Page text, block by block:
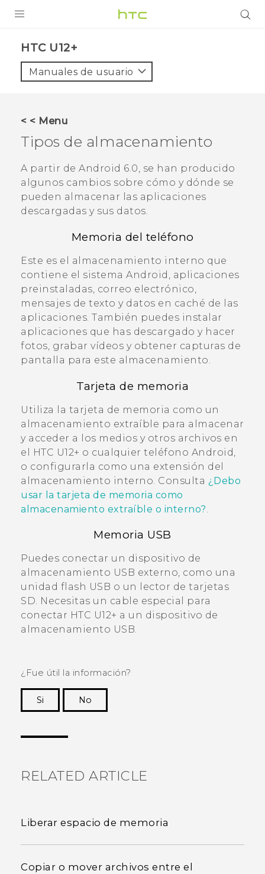
VIVE
AYUDA
Dispositivos y accesorios HTC
Iniciar sesión
HTC U12+‎
Manuales de usuario
< < Menu
Tipos de almacenamiento
A partir de Android 6.0, se han producido
algunos cambios sobre cómo y dónde se
pueden almacenar las aplicaciones
descargadas y sus datos.
Memoria del teléfono
Este es el almacenamiento interno que
contiene el sistema Android , aplicaciones
preinstaladas, correo electrónico,
mensajes de texto y datos en caché de las
aplicaciones. También puedes instalar
aplicaciones que has descargado y hacer
fotos, grabar vídeos y obtener capturas de
pantalla para este almacenamiento.
Tarjeta de memoria
Utiliza la tarjeta de memoria como un
almacenamiento extraíble para almacenar
y acceder a los medios y otros archivos en
el
HTC U12+ o cualquier teléfono Android
o configurarla como una extensión del
almacenamiento interno. Consulta ¿Debo
usar la tarjeta de memoria como
almacenamiento extraíble o interno?
Memoria USB
Puedes conectar un dispositivo de
almacenamiento USB externo, como una
unidad flash USB o un lector de tarjetas
SD. Necesitas un cable especial para
conectar HTC U12+ a un dispositivo de
almacenamiento USB.
¿Fue útil la información?
Si
No
RELATED ARTICLE
Liberar espacio de memoria
Copiar o mover archivos entre el